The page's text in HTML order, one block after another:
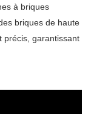
à briques
briques de haute
précis, garantissant